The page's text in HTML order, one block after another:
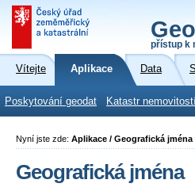
přístup k
Vítejte Aplikace Data
Poskytování geodat Katastr nemovitostí
Nyní jste zde: Aplikace / Geografická jména
Geografická jména